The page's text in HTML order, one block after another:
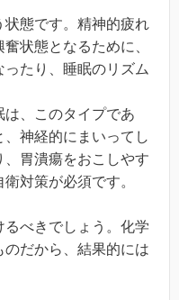
状態です。精神的疲れ
状態となるために、
たり、睡眠のリズム
、このタイプであ
神経的にまいってし
、胃潰瘍をおこしやす
対策が必須です。
るべきでしょう。化学
だから、結果的には